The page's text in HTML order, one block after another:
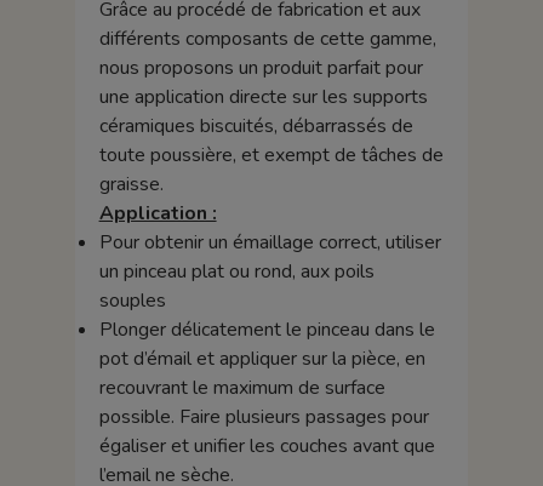
Grâce au procédé de fabrication et aux
différents composants de cette gamme,
nous proposons un produit parfait pour
une application directe sur les supports
céramiques biscuités, débarrassés de
toute poussière, et exempt de tâches de
graisse.
Application :
Pour obtenir un émaillage correct, utiliser
un pinceau plat ou rond, aux poils
souples
Plonger délicatement le pinceau dans le
pot d’émail et appliquer sur la pièce, en
recouvrant le maximum de surface
possible. Faire plusieurs passages pour
égaliser et unifier les couches avant que
l’email ne sèche.